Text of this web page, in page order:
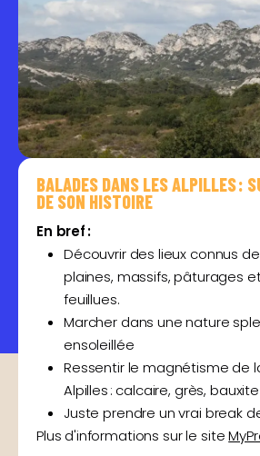
BALADES DANS LES ALPILLES :
DE SON HISTOIRE
En bref :
Découvrir des lieux connus
plaines, massifs, pâturages
feuillues.
Marcher dans une nature
ensoleillée
Ressentir le magnétisme de
Alpilles : calcaire, grès,
Juste prendre un vrai break
Plus d'informations sur le site